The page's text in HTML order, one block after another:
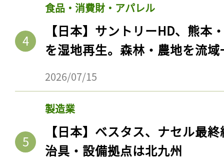
食品・消費財・アパレル
【日本】サントリーHD、熊本
を湿地再生。森林・農地を流
2026/07/15
製造業
【日本】ベスタス、ナセル最
治具・設備拠点は北九州